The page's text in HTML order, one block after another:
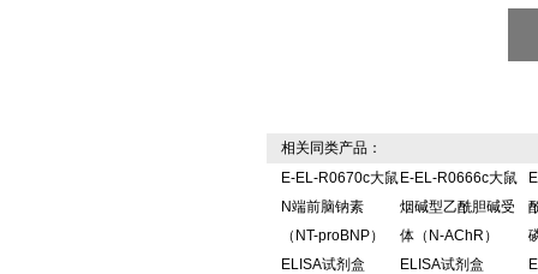
相关同类产品：
E-EL-R0670c大鼠
N端前脑钠素
（NT-proBNP）
ELISA试剂盒
E-EL-R0666c大鼠
烟碱型乙酰胆碱受
体（N-AChR）
ELISA试剂盒